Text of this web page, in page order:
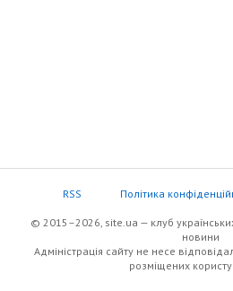
RSS Політика
© 2015–2026, site.ua — клуб
новини
Адміністрація сайту не несе
розміщених